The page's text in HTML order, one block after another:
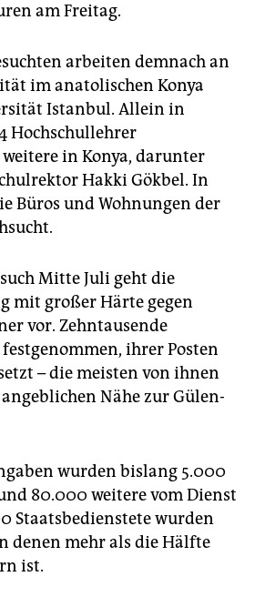
am Freitag.
arbeiten demnach an
im anatolischen Konya
Istanbul. Allein in
Hochschullehrer
in Konya, darunter
Hakki Gökbel. In
Büros und Wohnungen der
Mitte Juli geht die
mit großer Härte gegen
vor. Zehntausende
ihrer Posten
– die meisten von ihnen
Nähe zur Gülen-
wurden bislang 5.000
80.000 weitere vom Dienst
Staatsbedienstete wurden
denen mehr als die Hälfte
ist.